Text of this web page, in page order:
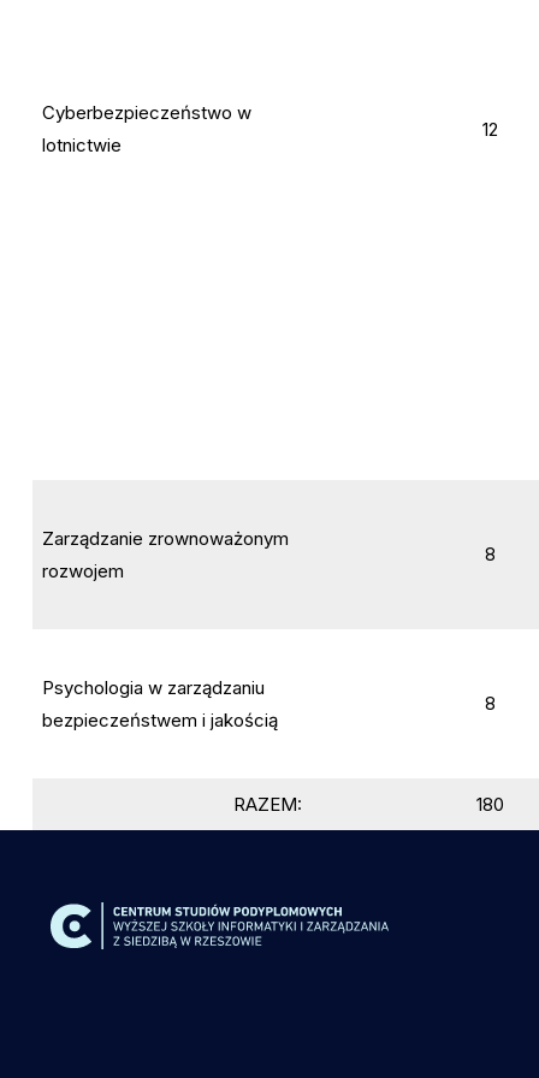
Cyberbezpieczeństwo w
lotnictwie
12
Zarządzanie zrownoważonym
rozwojem
8
Psychologia w zarządzaniu
bezpieczeństwem i jakością
8
RAZEM: 180